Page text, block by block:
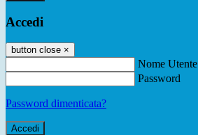
Accedi
button close ×
Nome Utente
Password
Password dimenticata?